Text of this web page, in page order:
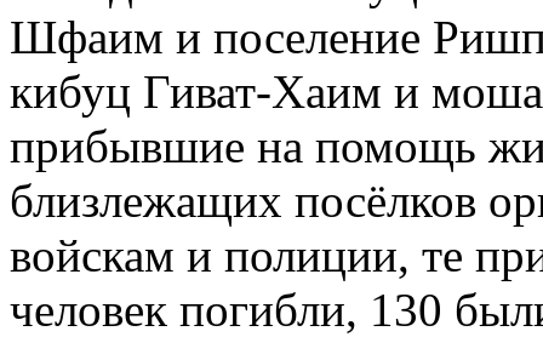
Шфаим и поселение
кибуц Гиват-Хаим и
прибывшие на помощь
близлежащих посёлков
войскам и полиции, те
человек погибли, 130